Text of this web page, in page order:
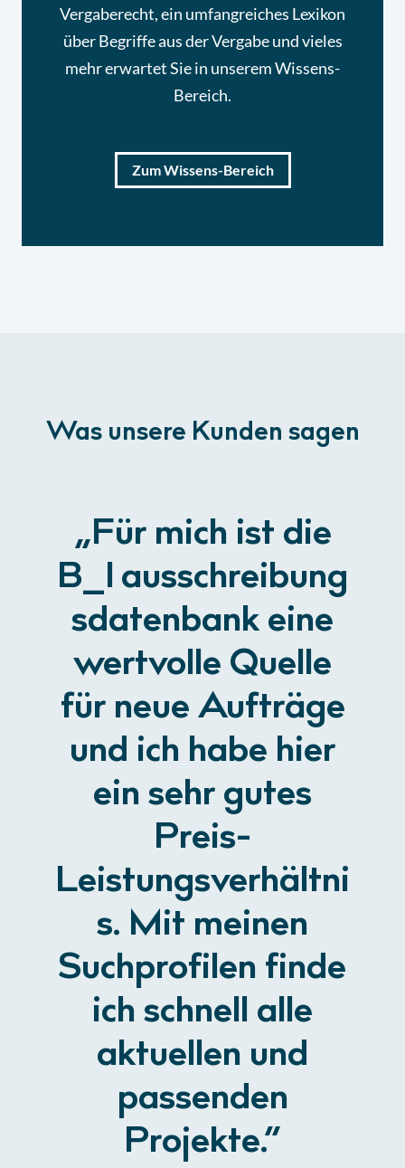
Vergaberecht, ein umfangreiches Lexikon
über Begriffe aus der Vergabe und vieles
mehr erwartet Sie in unserem Wissens-
Bereich.
Zum Wissens-Bereich
Was unsere Kunden sagen
„Für mich ist die
B_I ausschreibung
s­datenbank eine
wertvolle Quelle
für neue Aufträge
und ich habe hier
ein sehr gutes
Preis-
Leistungsverhältni
s. Mit meinen
Suchprofilen finde
ich schnell alle
aktuellen und
passenden
Projekte.“